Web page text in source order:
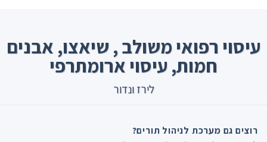
עיסוי רפואי משולב , שיאצו, אבנים
חמות, עיסוי ארומתרפי
לירז ונדור
רוצים גם מערכת לניהול תורים?